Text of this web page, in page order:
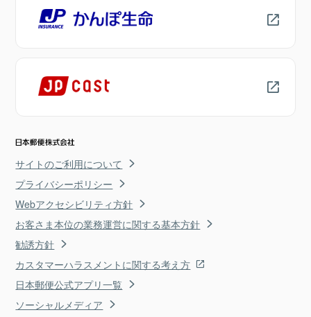
サイトのご利用について
プライバシーポリシー
Webアクセシビリティ方針
お客さま本位の業務運営に関する基本方針
勧誘方針
カスタマーハラスメントに関する考え方
日本郵便公式アプリ一覧
ソーシャルメディア